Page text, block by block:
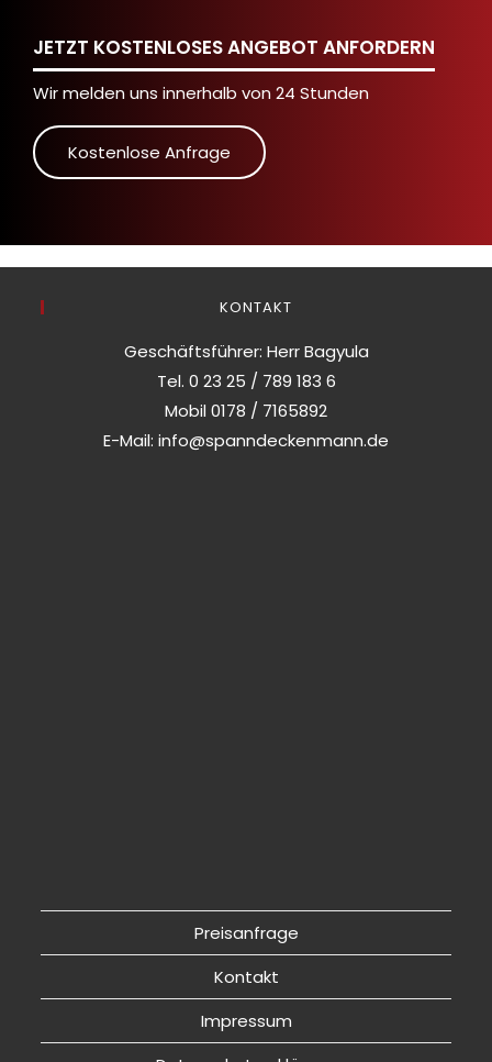
JETZT KOSTENLOSES ANGEBOT ANFORDERN
Wir melden uns innerhalb von 24 Stunden
Kostenlose Anfrage
KONTAKT
Geschäftsführer: Herr Bagyula
Tel. 0 23 25 / 789 183 6
Mobil 0178 / 7165892
E-Mail: info@spanndeckenmann.de
Preisanfrage
Kontakt
Impressum